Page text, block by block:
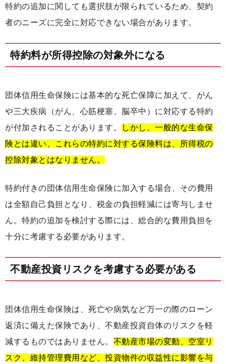
特約の追加に関しても選択肢が限られているため、契約
者のニーズに完全に対応できない場合があります。
特約料が所得控除の対象外になる
団体信用生命保険には基本的な死亡保障に加えて、がん
や三大疾病（がん、心筋梗塞、脳卒中）に対応する特約
が付加されることがあります。
しかし、一般的な生命保
険とは違い、これらの特約に対する保険料は、所得税の
控除対象とはなりません。
特約付きの団体信用生命保険に加入する場合、その費用
は全額自己負担となり、税金の負担軽減には寄与しませ
ん。特約の追加を検討する際には、総合的な費用負担を
十分に考慮する必要があります。
不動産投資リスクを考慮する必要がある
団体信用生命保険は、死亡や病気など万一の際のローン
返済に備えた保険であり、不動産投資自体のリスクを軽
減するものではありません。 不動産市場の変動、空室リ
スク、維持管理費用など、投資物件の収益性に影響を与